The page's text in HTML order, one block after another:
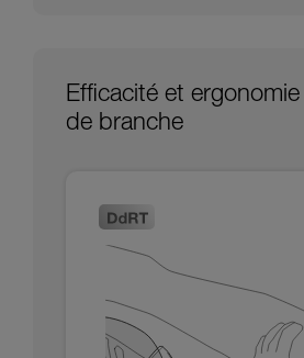
Efficacité et
de branche